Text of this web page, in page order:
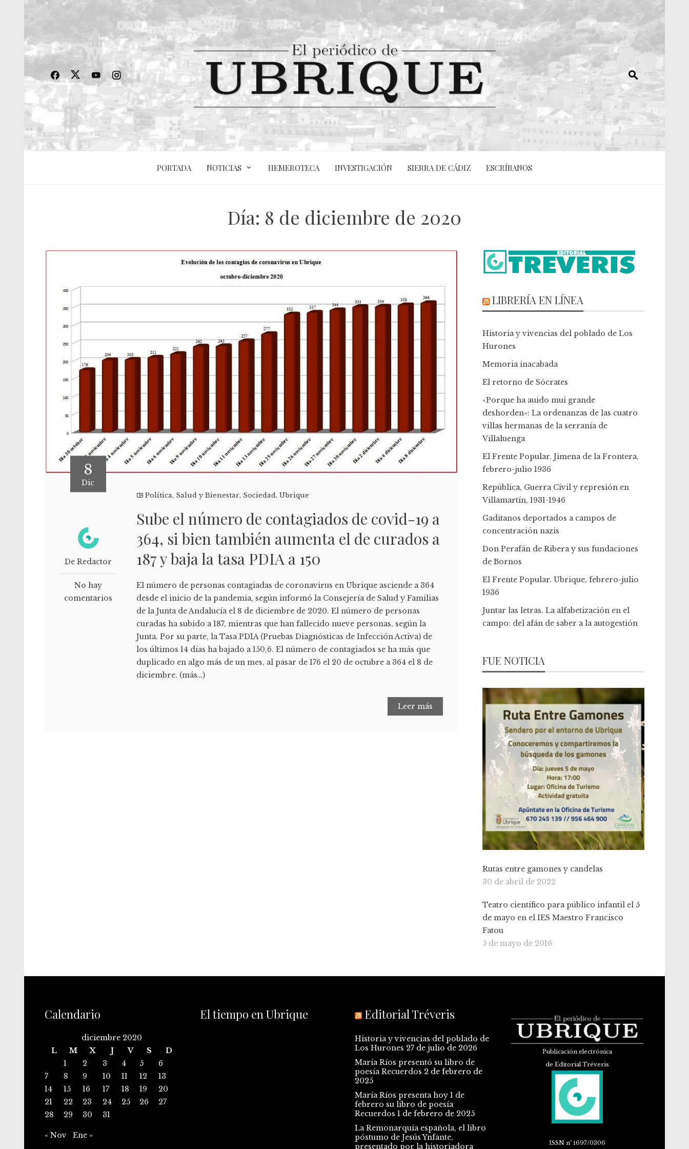
PORTADA NOTICIAS HEMEROTECA INVESTIGACIÓN SIERRA DE CÁDIZ ESCRÍBANOS
Día: 8 de diciembre de 2020
8
Dic
De Redactor
No hay
comentarios
Política, Salud y Bienestar, Sociedad,Ubrique
Sube el número de contagiados de covid-19 a
364, si bien también aumenta el de curados a
187 y baja la tasa PDIA a 150
El número de personas contagiadas de coronavirus en Ubrique asciende a 364
desde el inicio de la pandemia, según informó la Consejería de Salud y Familias
de la Junta de Andalucía el 8 de diciembre de 2020. El número de personas
curadas ha subido a 187, mientras que han fallecido nueve personas, según la
Junta. Por su parte, la Tasa PDIA (Pruebas Diagnósticas de Infección Activa) de
los últimos 14 días ha bajado a 150,6. El número de contagiados se ha más que
duplicado en algo más de un mes, al pasar de 176 el 20 de octubre a 364 el 8 de
diciembre. (más…)
Leer más
LIBRERÍA EN LÍNEA
Historia y vivencias del poblado de Los
Hurones
Memoria inacabada
El retorno de Sócrates
«Porque ha auido mui grande
deshorden»: La ordenanzas de las cuatro
villas hermanas de la serranía de
Villaluenga
El Frente Popular. Jimena de la Frontera,
febrero-julio 1936
República, Guerra Civil y represión en
Villamartín, 1931-1946
Gaditanos deportados a campos de
concentración nazis
Don Perafán de Ribera y sus fundaciones
de Bornos
El Frente Popular. Ubrique, febrero-julio
1936
Juntar las letras. La alfabetización en el
campo: del afán de saber a la autogestión
FUE NOTICIA
Rutas entre gamones y candelas
30 de abril de 2022
Teatro científico para público infantil el 5
de mayo en el IES Maestro Francisco
Fatou
5 de mayo de 2016
Calendario
diciembre 2020
L
M X J V S
D
1
2 3 4 5
6
7
8 9 10 11 12
13
14
15 16 17 18 19
20
21
22 23 24 25 26
27
28
29 30 31
« Nov Ene »
El tiempo en Ubrique Editorial Tréveris
Historia y vivencias del poblado de
Los Hurones 27 de julio de 2026
María Ríos presentó su libro de
poesía Recuerdos 2 de febrero de
2025
María Ríos presenta hoy 1 de
febrero su libro de poesía
Recuerdos 1 de febrero de 2025
La Remonarquía española, el libro
póstumo de Jesús Ynfante,
presentado por la historiadora
Publicación electrónica
de Editorial Tréveris
ISSNnº 1697/0306